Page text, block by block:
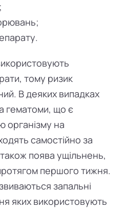
тому ризик
В деяких випадках
гематоми, що є
організму на
самостійно за
поява ущільнень,
першого тижня.
запальні
яких використовують